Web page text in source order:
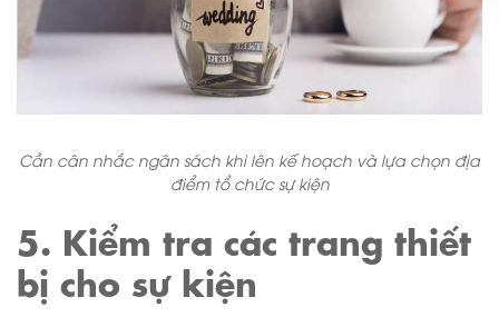
Cần cân nhắc ngân sách khi lên kế hoạch và lựa chọn địa
điểm tổ chức sự kiện
5. Kiểm tra các trang thiết
bị cho sự kiện